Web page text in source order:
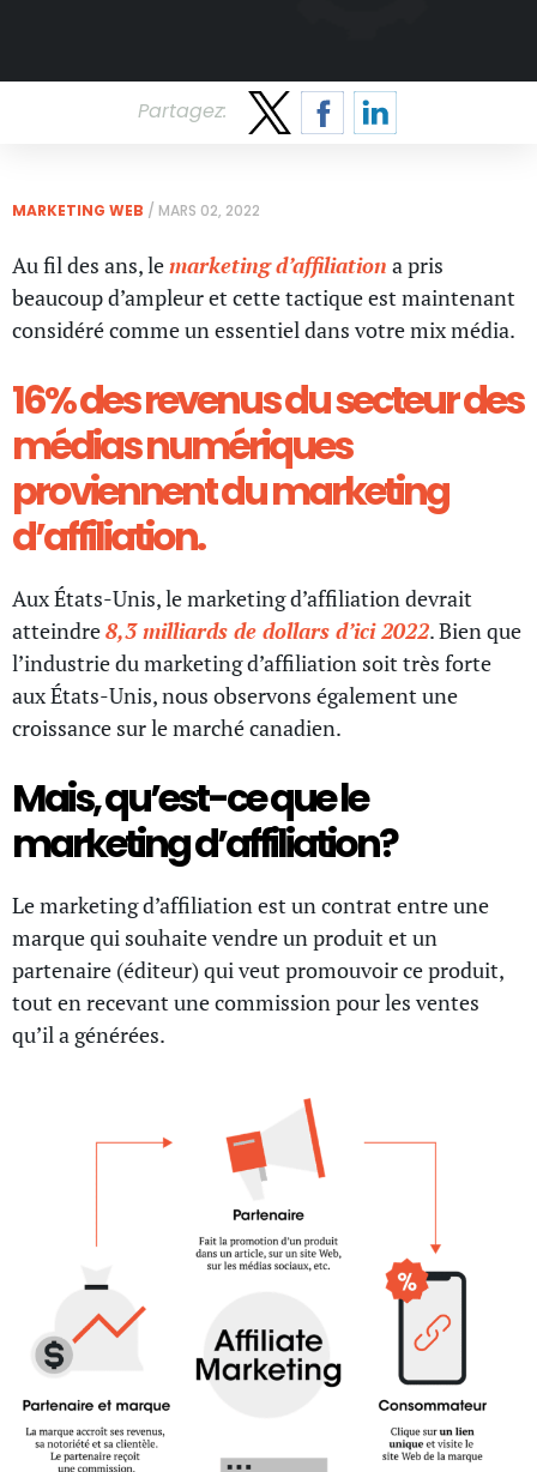
Partagez:
MARKETING WEB / MARS 02, 2022
Au fil des ans, lemarketing d’affiliation a pris
beaucoup d’ampleur et cette tactique est maintenant
considéré comme un essentiel dans votre mix média.
16%des revenus du secteur des
médias numériques
proviennent du marketing
d’affiliation.
Aux États-Unis, le marketing d’affiliation devrait
atteindre8,3 milliards de dollars d’ici 2022. Bien que
l’industrie du marketing d’affiliation soit très forte
aux États-Unis, nous observons également une
croissance sur le marché canadien.
Mais, qu’est-ce que le
marketing d’affiliation?
Le marketing d’affiliation est un contrat entre une
marque qui souhaite vendre un produit et un
partenaire (éditeur) qui veut promouvoir ce produit,
tout en recevant une commission pour les ventes
qu’il a générées.